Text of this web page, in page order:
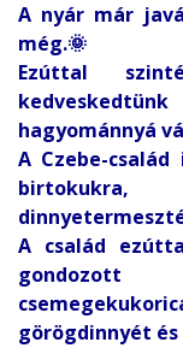
A nyár már
még.🌞
Ezúttal
hagyománnyá
A Czebe-
birtokukra,
A család
görögdinnyét és